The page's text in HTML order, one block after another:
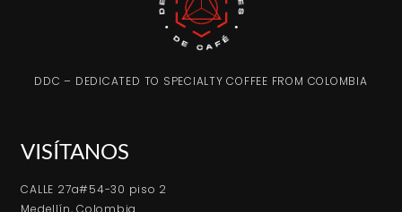
DDC – DEDICATED TO SPECIALTY COFFEE FROM COLOMBIA
VISÍTANOS
CALLE 27a#54-30 piso 2